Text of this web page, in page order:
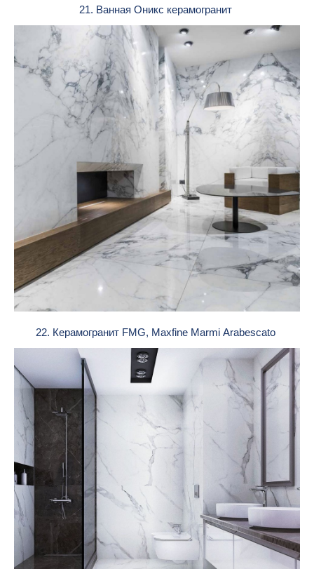
21. Ванная Оникс керамогранит
22. Керамогранит FMG, Maxfine Marmi Arabescato